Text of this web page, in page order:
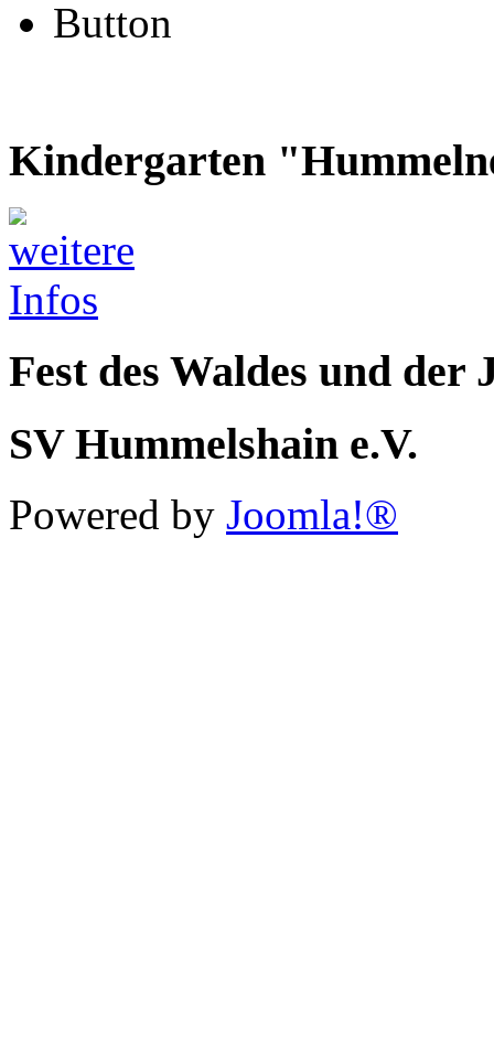
Kindergarten
Fest des Waldes und der
SV Hummelshain e.V.
Powered by Joomla!®